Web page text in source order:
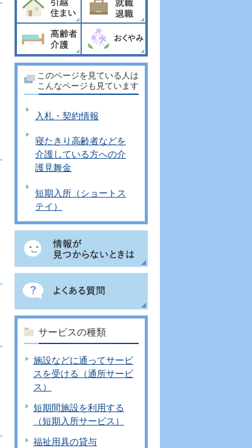
このページを見ている人は
こんなページも見ています
入札・契約情報
寝たきり高齢者などを
介護している方への介
護見舞金
短期入所（ショートス
テイ）
サービスの種類
施設などに通ってサービ
スを受ける（通所サービ
ス）
短期間施設を利用する
（短期入所サービス）
福祉用具の貸与